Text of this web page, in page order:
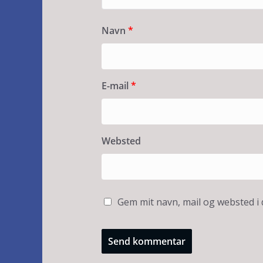
Navn *
E-mail *
Websted
Gem mit navn, mail og